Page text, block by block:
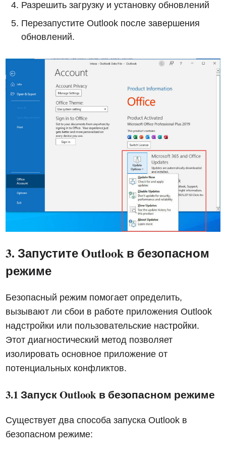
Разрешить загрузку и установку обновлений
Перезапустите Outlook после завершения
обновлений.
3. Запустите Outlook в безопасном
режиме
Безопасный режим помогает определить,
вызывают ли сбои в работе приложения Outlook
надстройки или пользовательские настройки.
Этот диагностический метод позволяет
изолировать основное приложение от
потенциальных конфликтов.
3.1 Запуск Outlook в безопасном режиме
Существует два способа запуска Outlook в
безопасном режиме: